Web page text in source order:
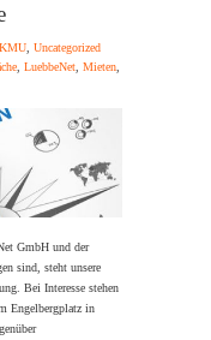
, Uncategorized
, LuebbeNet, Mieten,
GmbH und der
sind, steht unsere
Bei Interesse stehen
Engelbergplatz in